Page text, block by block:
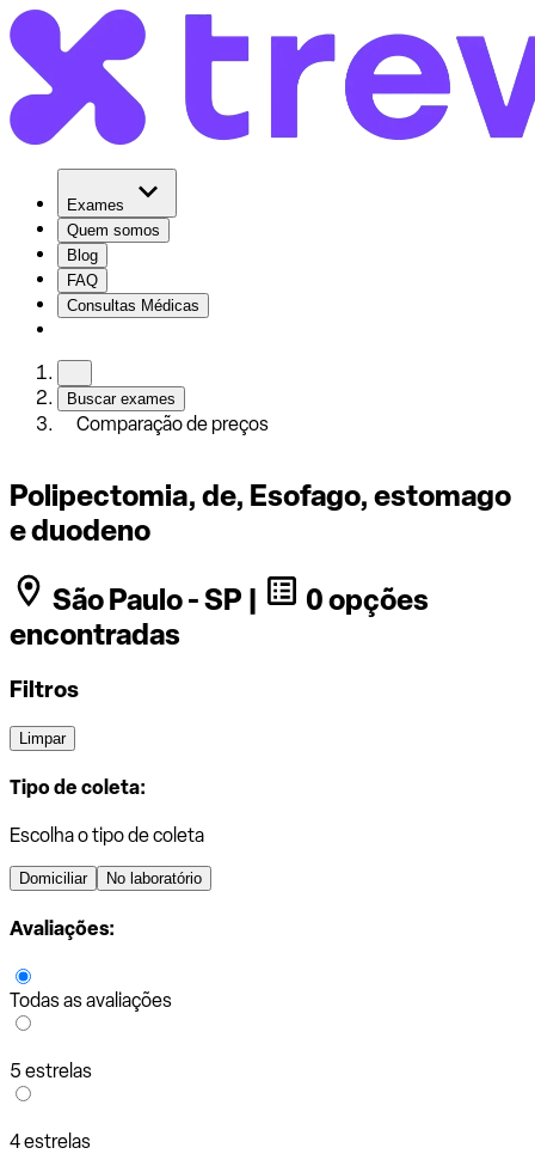
Exames
Quem somos
Blog
FAQ
Consultas Médicas
Buscar exames
Comparação de preços
Polipectomia, de, Esofago, estomago
e duodeno
São Paulo - SP |
0 opções
encontradas
Filtros
Limpar
Tipo de coleta:
Escolha o tipo de coleta
Domiciliar No laboratório
Avaliações:
Todas as avaliações
5 estrelas
4 estrelas